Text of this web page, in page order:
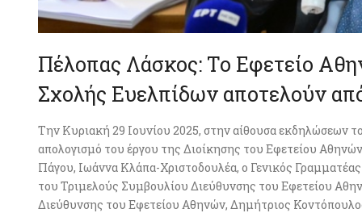
Πέλοπας Λάσκος: Το Εφετείο
Σχολής Ευελπίδων αποτελούν
Την Κυριακή 29 Ιουνίου 2025, στην αίθουσα εκδηλώσεων
απολογισμό του έργου της Διοίκησης του Εφετείου
Πάγου, Ιωάννα Κλάπα-Χριστοδουλέα, ο Γενικός
του Τριμελούς Συμβουλίου Διεύθυνσης του Εφετείου
Διεύθυνσης του Εφετείου Αθηνών, Δημήτριος